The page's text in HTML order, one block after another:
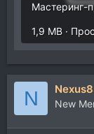
N Nexus8
New